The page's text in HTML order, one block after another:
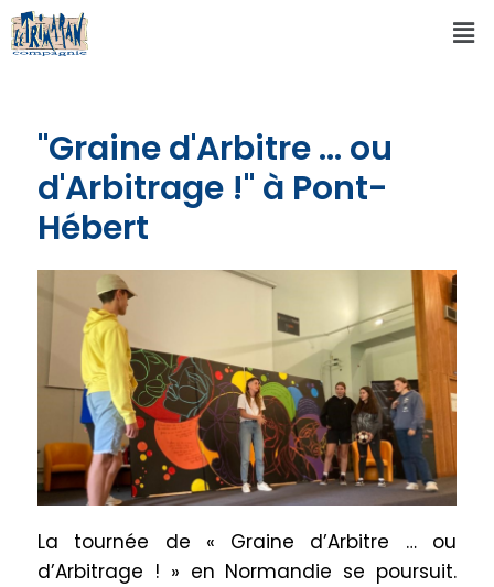
"Graine d'Arbitre ... ou
d'Arbitrage !" à Pont-
Hébert
La tournée de « Graine d’Arbitre … ou
d’Arbitrage ! » en Normandie se poursuit.